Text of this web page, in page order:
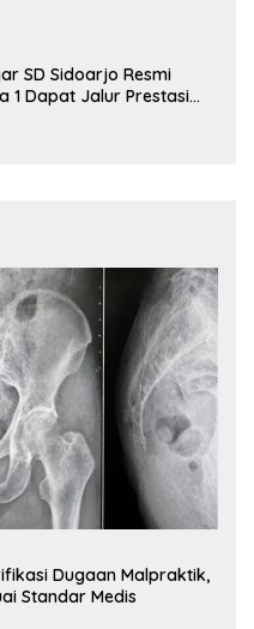
SD Sidoarjo Resmi
1 Dapat Jalur Prestasi
Dugaan Malpraktik,
Standar Medis